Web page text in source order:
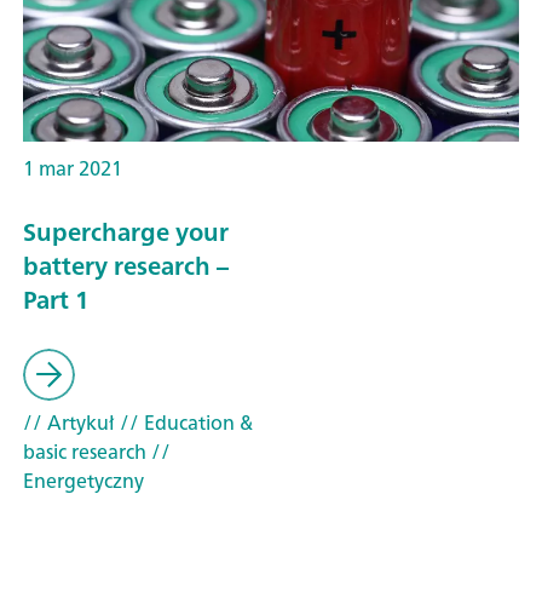
1 mar 2021
Supercharge your
battery research –
Part 1
// Artykuł// Education &
basic research //
Energetyczny